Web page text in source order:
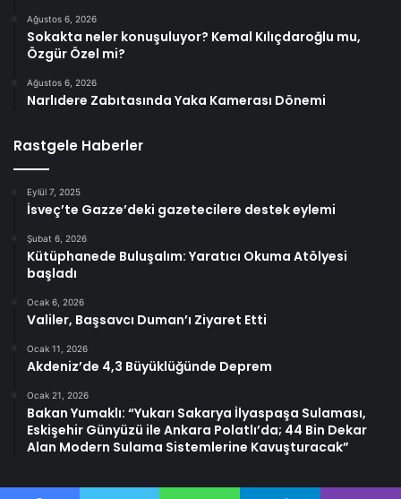
Ağustos 6, 2026
Sokakta neler konuşuluyor? Kemal Kılıçdaroğlu mu,
Özgür Özel mi?
Ağustos 6, 2026
Narlıdere Zabıtasında Yaka Kamerası Dönemi
Rastgele Haberler
Eylül 7, 2025
İsveç’te Gazze’deki gazetecilere destek eylemi
Şubat 6, 2026
Kütüphanede Buluşalım: Yaratıcı Okuma Atölyesi
başladı
Ocak 6, 2026
Valiler, Başsavcı Duman’ı Ziyaret Etti
Ocak 11, 2026
Akdeniz’de 4,3 Büyüklüğünde Deprem
Ocak 21, 2026
Bakan Yumaklı: “Yukarı Sakarya İlyaspaşa Sulaması,
Eskişehir Günyüzü ile Ankara Polatlı’da; 44 Bin Dekar
Alan Modern Sulama Sistemlerine Kavuşturacak”